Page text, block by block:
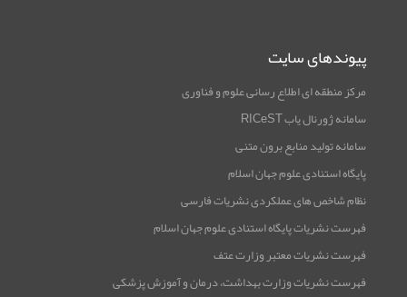
پیوندهای سایت
مرکز منطقه ای اطلاع رسانی علوم و فناوری
سامانه ژورنال یاب RICeST
سامانه تولید منابع برون متنی
پایگاه استنادی علوم جهان اسلام
نظام شاخص های عملکردی نشریات فارسی
فهرست نشریات پایگاه استنادی علوم جهان اسلام
فهرست نشریات معتبر وزارت عتف
فهرست نشریات وزارت بهداشت، درمان و آموزش پزشکی